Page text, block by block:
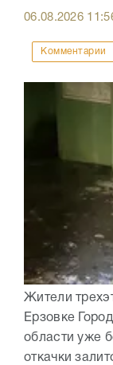
06.08.2026
Комментарии
Жители
Ерзовке
области уже
откачки